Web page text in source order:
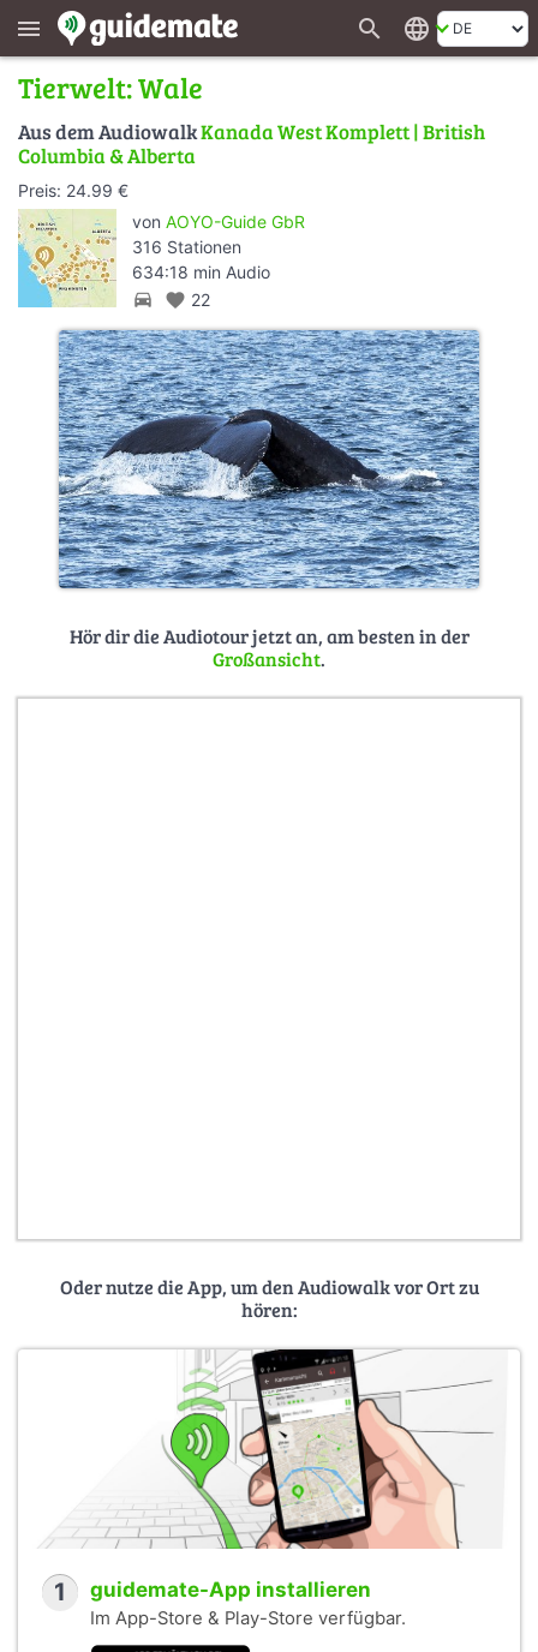
menu search language
Tierwelt: Wale
Aus dem AudiowalkKanada West Komplett | British
Columbia & Alberta
Preis: 24.99 €
von AOYO-Guide GbR
316 Stationen
634:18 min Audio
directions_car favorite 22
Hör dir die Audiotour jetzt an, am besten in der
Großansicht.
Oder nutze die App, um den Audiowalk vor Ort zu
hören:
1 guidemate-App installieren
Im App-Store & Play-Store verfügbar.